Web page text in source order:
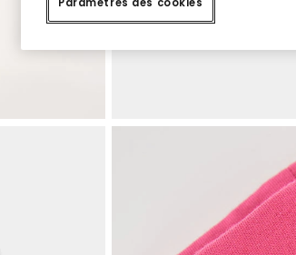
Paramètres des cookies